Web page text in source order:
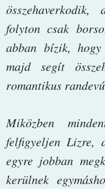
folyton csak
abban bízik,
majd segít
romantikus
Miközben
felfigyeljen Lizre,
egyre jobban
kerülnek